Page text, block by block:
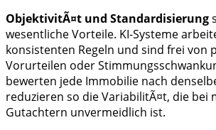
ObjektivitÃ¤t und Standardisierung
wesentliche Vorteile. KI-Systeme
konsistenten Regeln und sind frei von
Vorurteilen oder
bewerten jede Immobilie nach
reduzieren so die VariabilitÃ¤t, die bei
Gutachtern unvermeidlich ist.